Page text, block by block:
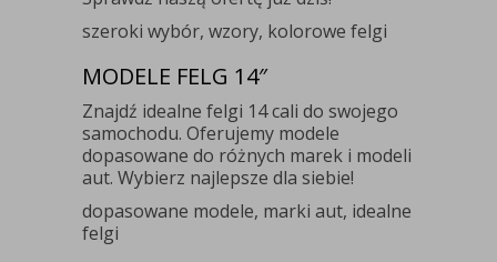
szeroki wybór, wzory, kolorowe felgi
MODELE FELG 14″
Znajdź idealne felgi 14 cali do swojego
samochodu. Oferujemy modele
dopasowane do różnych marek i modeli
aut. Wybierz najlepsze dla siebie!
dopasowane modele, marki aut, idealne
felgi